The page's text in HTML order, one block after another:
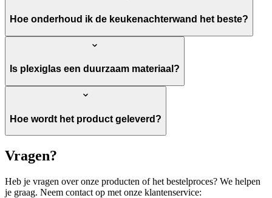
Hoe onderhoud ik de keukenachterwand het beste?
Is plexiglas een duurzaam materiaal?
Hoe wordt het product geleverd?
Vragen?
Heb je vragen over onze producten of het bestelproces? We helpen
je graag. Neem contact op met onze klantenservice: